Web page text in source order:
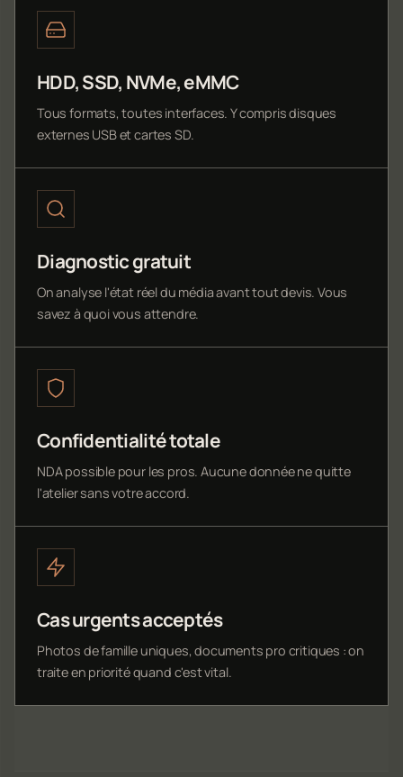
HDD, SSD, NVMe, eMMC
Tous formats, toutes interfaces. Y compris disques
externes USB et cartes SD.
Diagnostic gratuit
On analyse l'état réel du média avant tout devis. Vous
savez à quoi vous attendre.
Confidentialité totale
NDA possible pour les pros. Aucune donnée ne quitte
l'atelier sans votre accord.
Cas urgents acceptés
Photos de famille uniques, documents pro critiques : on
traite en priorité quand c'est vital.